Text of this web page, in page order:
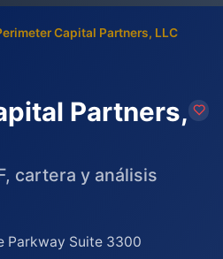
Capital Partners, LLC
Partners,
cartera y análisis
Parkway Suite 3300